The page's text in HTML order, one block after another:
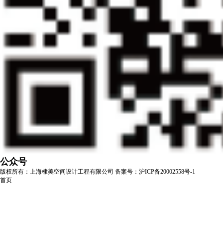
公众号
版权所有：上海棣美空间设计工程有限公司 备案号：沪ICP备20002558号-1
首页